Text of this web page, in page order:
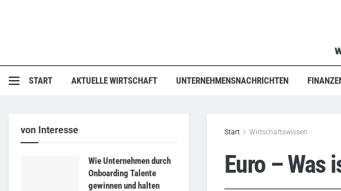
START AKTUELLE WIRTSCHAFT UNTERNEHMENSNACHRICHTEN
Start Wirtschaftswissen
Euro – Was
von Interesse
Wie Unternehmen durch
Onboarding Talente
gewinnen und halten